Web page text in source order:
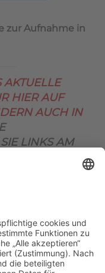
zur Aufnahme in
AKTUELLE
HIER AUF
AUCH IN
LINKS AM
ROSENBERG